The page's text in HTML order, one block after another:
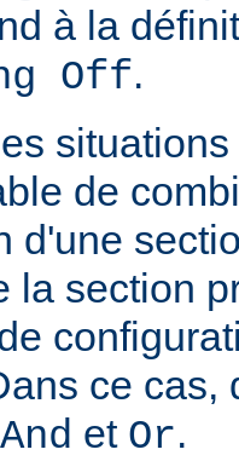
à la
Off.
de
d'une
la section
ce cas,
And et Or.